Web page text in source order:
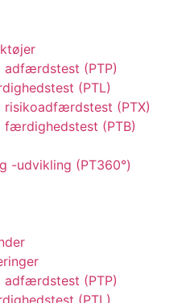
adfærdstest (PTP)
(PTL)
risikoadfærdstest (PTX)
færdighedstest (PTB)
-udvikling (PT360°)
adfærdstest (PTP)
(PTL)